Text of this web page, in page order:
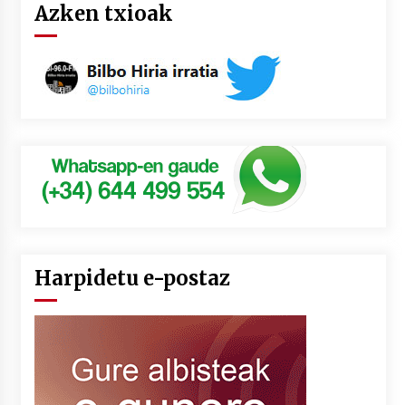
Azken txioak
Harpidetu e-postaz